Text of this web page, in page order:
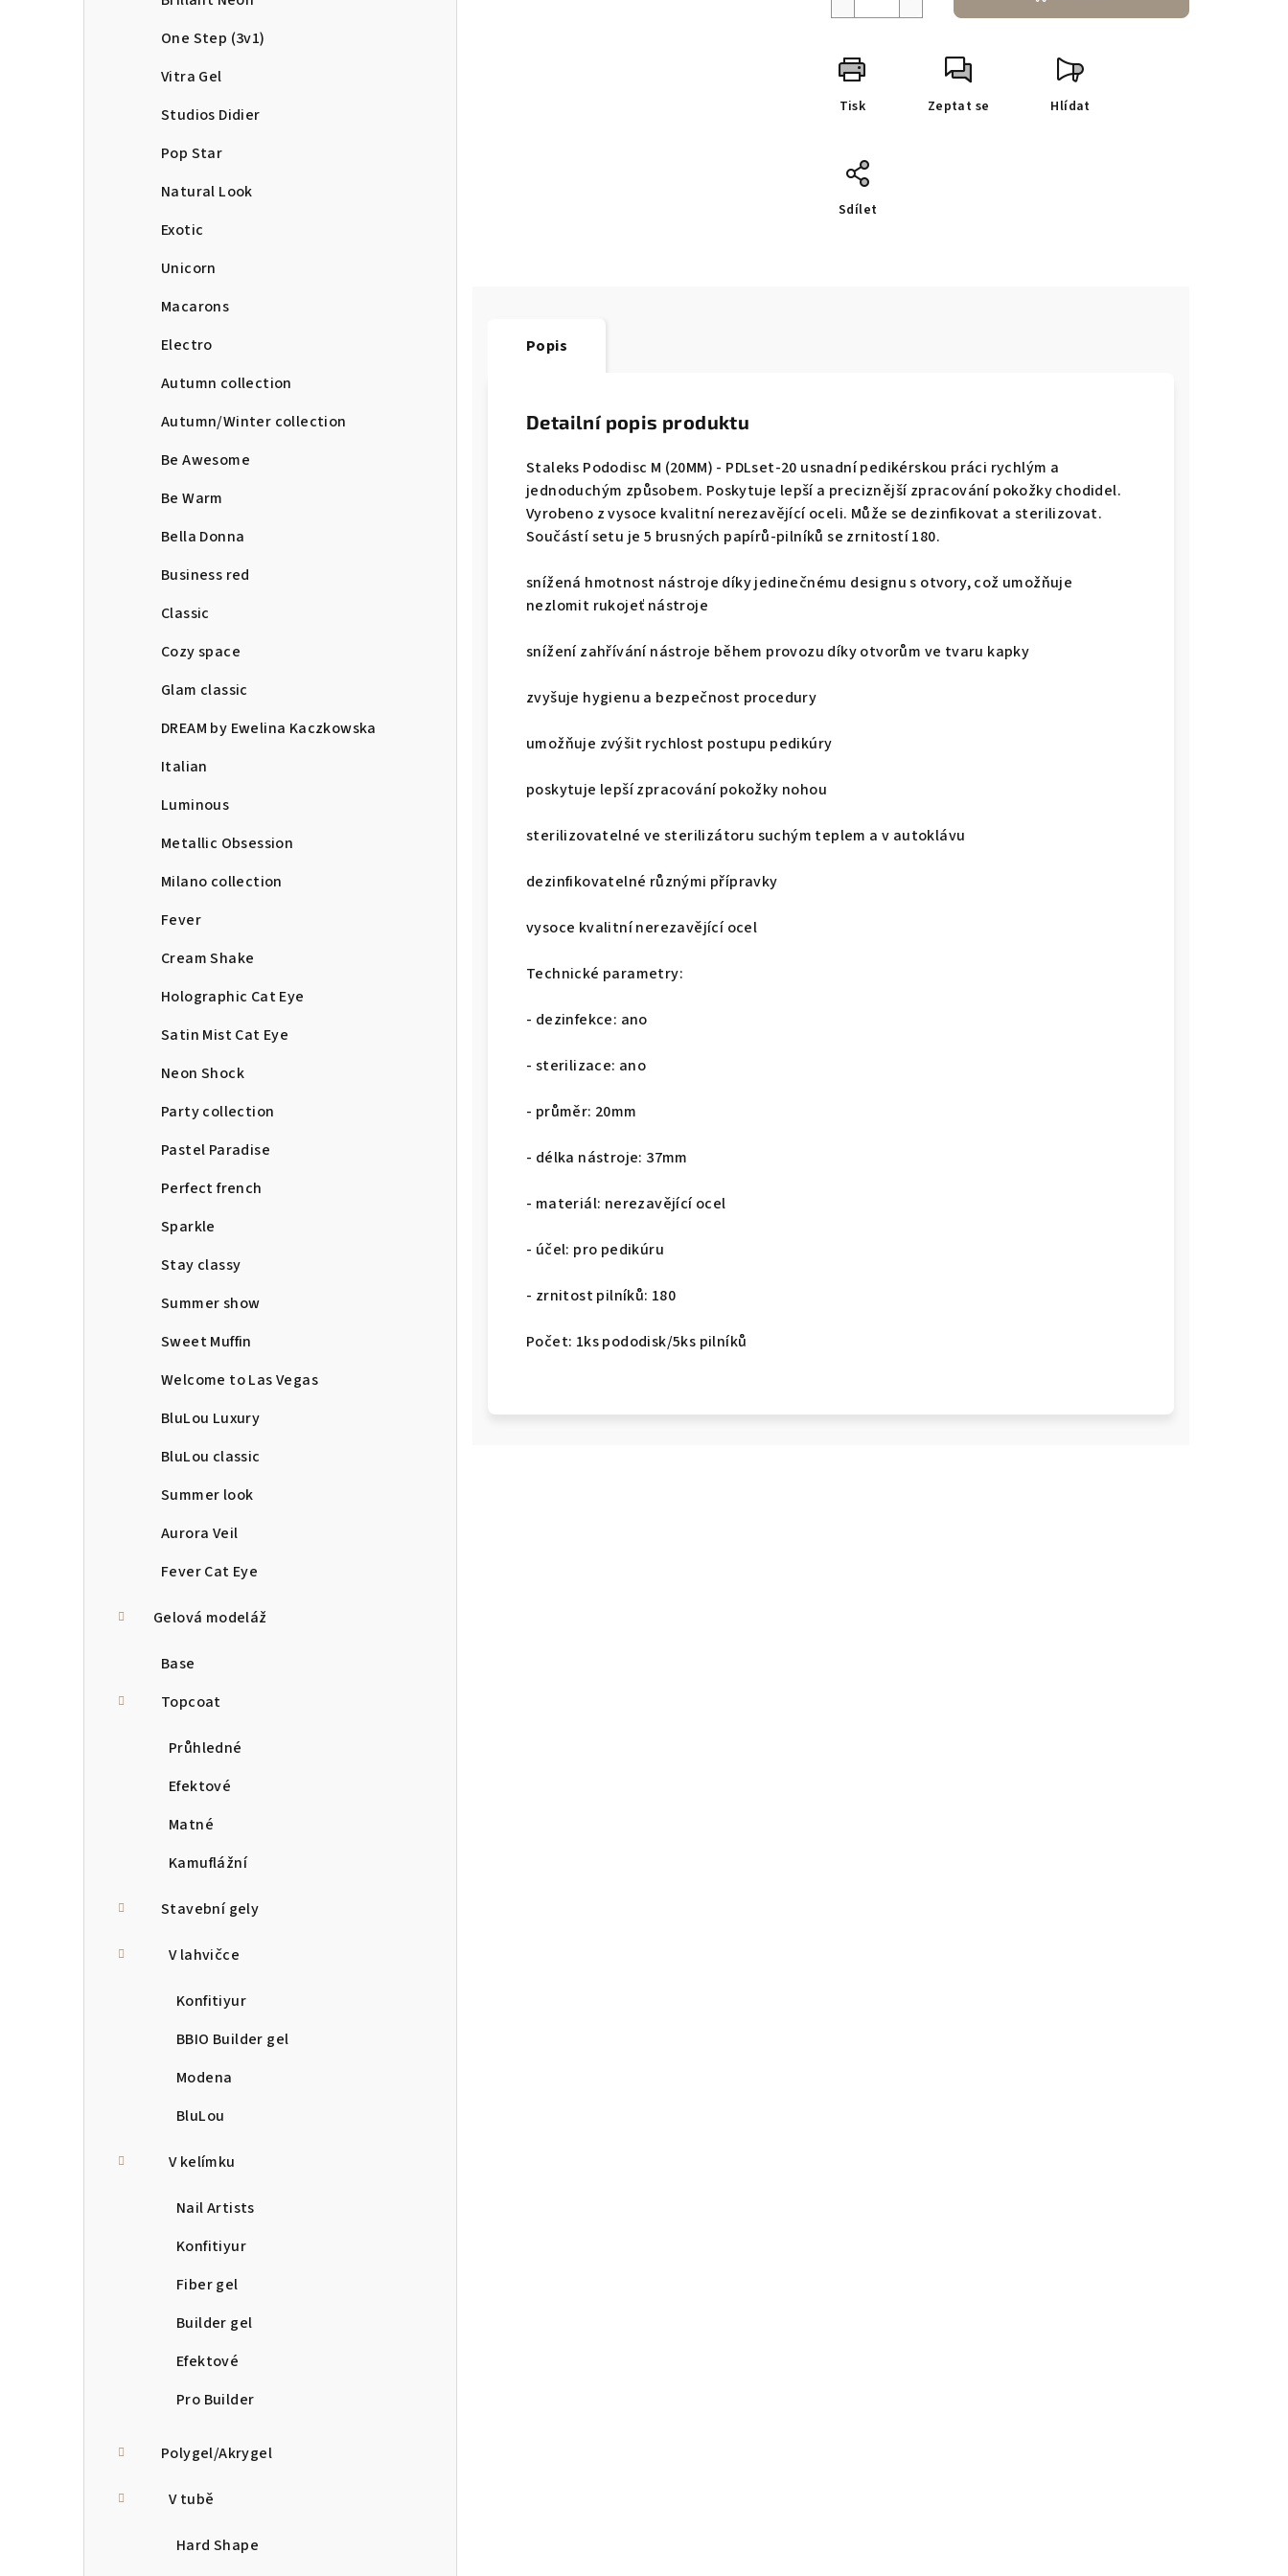
One Step (3v1)
Vitra Gel
Studios Didier
Pop Star
Natural Look
Exotic
Unicorn
Macarons
Electro
Autumn collection
Autumn/Winter collection
Be Awesome
Be Warm
Bella Donna
Business red
Classic
Cozy space
Glam classic
DREAM by Ewelina Kaczkowska
Italian
Luminous
Metallic Obsession
Milano collection
Fever
Cream Shake
Holographic Cat Eye
Satin Mist Cat Eye
Neon Shock
Party collection
Pastel Paradise
Perfect french
Sparkle
Stay classy
Summer show
Sweet Muffin
Welcome to Las Vegas
BluLou Luxury
BluLou classic
Summer look
Aurora Veil
Fever Cat Eye
Gelová modeláž
Base
Topcoat
Průhledné
Efektové
Matné
Kamuflážní
Stavební gely
V lahvičce
Konfitiyur
BBIO Builder gel
Modena
BluLou
V kelímku
Nail Artists
Konfitiyur
Fiber gel
Builder gel
Efektové
Pro Builder
Polygel/Akrygel
V tubě
Hard Shape
Tisk Zeptat se Hlídat
Sdílet
Popis
Detailní popis produktu
Staleks Pododisc M (20MM) - PDLset-20 usnadní pedikérskou práci rychlým a
jednoduchým způsobem. Poskytuje lepší a preciznější zpracování pokožky chodidel.
Vyrobeno z vysoce kvalitní nerezavějící oceli. Může se dezinfikovat a sterilizovat.
Součástí setu je 5 brusných papírů-pilníků se zrnitostí 180.
snížená hmotnost nástroje díky jedinečnému designu s otvory, což umožňuje
nezlomit rukojeť nástroje
snížení zahřívání nástroje během provozu díky otvorům ve tvaru kapky
zvyšuje hygienu a bezpečnost procedury
umožňuje zvýšit rychlost postupu pedikúry
poskytuje lepší zpracování pokožky nohou
sterilizovatelné ve sterilizátoru suchým teplem a v autoklávu
dezinfikovatelné různými přípravky
vysoce kvalitní nerezavějící ocel
Technické parametry:
- dezinfekce: ano
- sterilizace: ano
- průměr: 20mm
- délka nástroje: 37mm
- materiál: nerezavějící ocel
- účel: pro pedikúru
- zrnitost pilníků: 180
Počet: 1ks pododisk/5ks pilníků